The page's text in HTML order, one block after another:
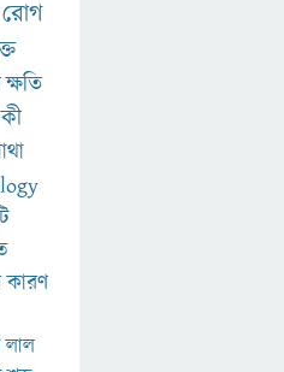
রোগ
ক্ষতি
কী
কারণ
লাল